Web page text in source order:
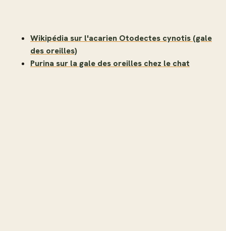
Wikipédia sur l'acarien Otodectes cynotis (gale
des oreilles)
Purina sur la gale des oreilles chez le chat